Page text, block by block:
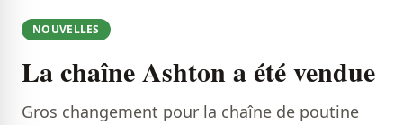
NOUVELLES
La chaîne Ashton a été vendue
Gros changement pour la chaîne de poutine